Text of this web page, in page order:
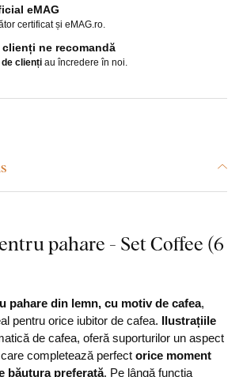
eMAG
certificat și eMAG.ro.
clienți ne recomandă
de clienți au încredere în noi.
pahare - Set Coffee (6
pahare din lemn, cu motiv de cafea,
pentru orice iubitor de cafea. Ilustrațiile
de cafea, oferă suporturilor un aspect
completează perfect orice moment
băutura preferată. Pe lângă funcția